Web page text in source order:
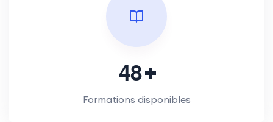
48
Formations disponibles